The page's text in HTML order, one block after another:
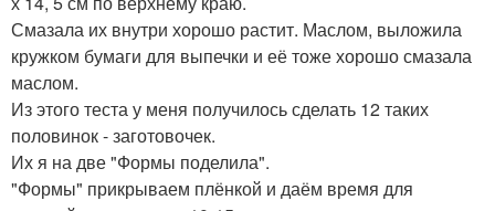
Смазала их внутри хорошо растит. Маслом, выложила
кружком бумаги для выпечки и её тоже хорошо смазала
маслом.
Из этого теста у меня получилось сделать 12 таких
половинок - заготовочек.
Их я на две "Формы поделила".
"Формы" прикрываем плёнкой и даём время для